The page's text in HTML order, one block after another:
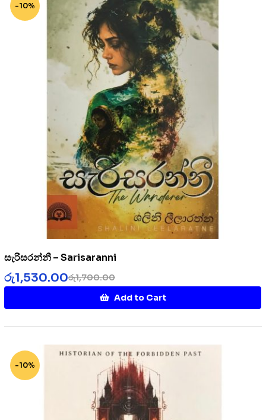
-10%
සැරිසරන්නී – Sarisaranni
රු1,700.00
රු1,530.00
Add to Cart
-10%